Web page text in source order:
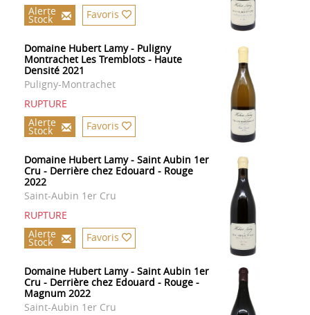
Alerte
Stock Favoris
Domaine Hubert Lamy - Puligny
Montrachet Les Tremblots - Haute
Densité 2021
Puligny-Montrachet
RUPTURE
Alerte
Stock Favoris
Domaine Hubert Lamy - Saint Aubin 1er
Cru - Derrière chez Edouard - Rouge
2022
Saint-Aubin 1er Cru
RUPTURE
Alerte
Stock Favoris
Domaine Hubert Lamy - Saint Aubin 1er
Cru - Derrière chez Edouard - Rouge -
Magnum 2022
Saint-Aubin 1er Cru